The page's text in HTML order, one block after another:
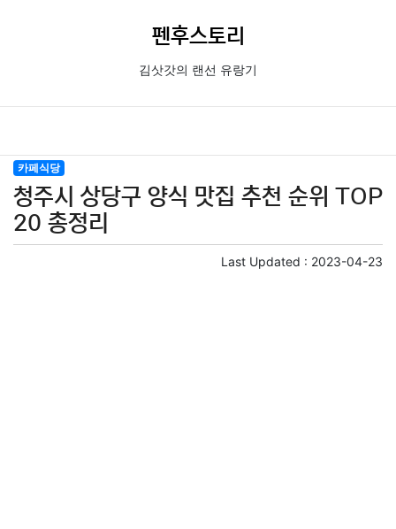
펜후스토리
김삿갓의 랜선 유랑기
카페식당
청주시 상당구 양식 맛집 추천 순위 TOP
20 총정리
Last Updated : 2023-04-23